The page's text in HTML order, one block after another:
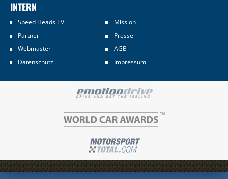
INTERN
Speed Heads TV
Mission
Partner
Presse
Webmaster
AGB
Datenschutz
Impressum